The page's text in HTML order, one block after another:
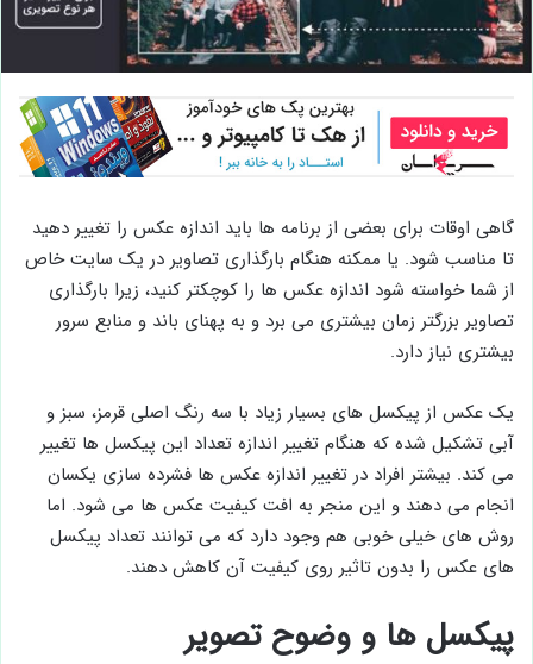
گاهی اوقات برای بعضی از برنامه ها باید اندازه عکس را تغییر دهید
تا مناسب شود. یا ممکنه هنگام بارگذاری تصاویر در یک سایت خاص
از شما خواسته شود اندازه عکس ها را کوچکتر کنید، زیرا بارگذاری
تصاویر بزرگتر زمان بیشتری می برد و به پهنای باند و منابع سرور
بیشتری نیاز دارد.
یک عکس از پیکسل های بسیار زیاد با سه رنگ اصلی قرمز، سبز و
آبی تشکیل شده که هنگام تغییر اندازه تعداد این پیکسل ها تغییر
می کند. بیشتر افراد در تغییر اندازه عکس ها فشرده سازی یکسان
انجام می دهند و این منجر به افت کیفیت عکس ها می شود. اما
روش های خیلی خوبی هم وجود دارد که می توانند تعداد پیکسل
های عکس را بدون تاثیر روی کیفیت آن کاهش دهند.
پیکسل ها و وضوح تصویر